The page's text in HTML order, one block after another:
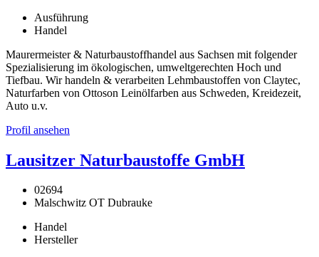
Ausführung
Handel
Maurermeister & Naturbaustoffhandel aus Sachsen mit folgender
Spezialisierung im ökologischen, umweltgerechten Hoch und
Tiefbau. Wir handeln & verarbeiten Lehmbaustoffen von Claytec,
Naturfarben von Ottoson Leinölfarben aus Schweden, Kreidezeit,
Auto u.v.
Profil ansehen
Lausitzer Naturbaustoffe GmbH
02694
Malschwitz OT Dubrauke
Handel
Hersteller